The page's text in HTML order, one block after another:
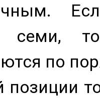
семи,
по
позиции